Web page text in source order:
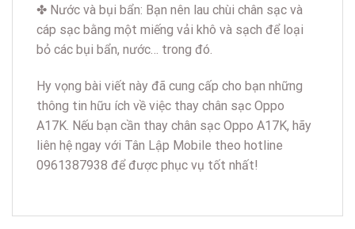
✤ Nước và bụi bẩn: Bạn nên lau chùi chân sạc và
cáp sạc bằng một miếng vải khô và sạch để loại
bỏ các bụi bẩn, nước… trong đó.
Hy vọng bài viết này đã cung cấp cho bạn những
thông tin hữu ích về việc thay chân sạc Oppo
A17K. Nếu bạn cần thay chân sạc Oppo A17K, hãy
liên hệ ngay với Tân Lập Mobile theo hotline
0961387938 để được phục vụ tốt nhất!